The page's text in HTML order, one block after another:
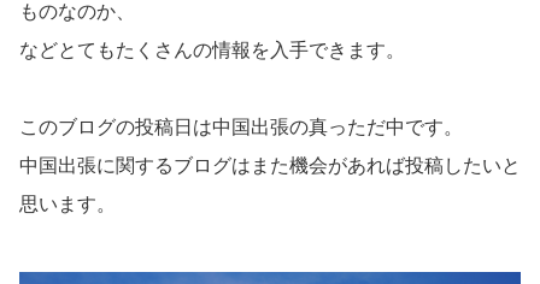
ものなのか、
などとてもたくさんの情報を入手できます。
このブログの投稿日は中国出張の真っただ中です。
中国出張に関するブログはまた機会があれば投稿したいと
思います。